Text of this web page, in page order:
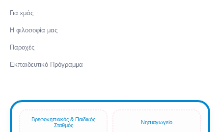
Για εμάς
Η φιλοσοφία μας
Παροχές
Εκπαιδευτικό Πρόγραμμα
Βρεφονηπιακός & Παιδικός
Σταθμός
Νηπιαγωγείο